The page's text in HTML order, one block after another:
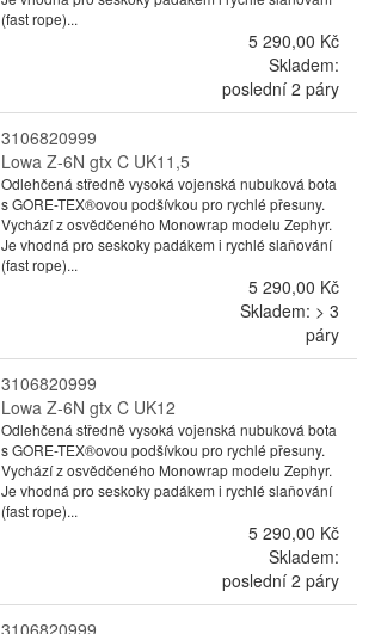
(fast rope)...
5 290,00 Kč
Skladem:
poslední 2 páry
3106820999
Lowa Z-6N gtx C UK11,5
Odlehčená středně vysoká vojenská nubuková bota
s GORE-TEX®ovou podšívkou pro rychlé přesuny.
Vychází z osvědčeného Monowrap modelu Zephyr.
Je vhodná pro seskoky padákem i rychlé slaňování
(fast rope)...
5 290,00 Kč
Skladem: > 3
páry
3106820999
Lowa Z-6N gtx C UK12
Odlehčená středně vysoká vojenská nubuková bota
s GORE-TEX®ovou podšívkou pro rychlé přesuny.
Vychází z osvědčeného Monowrap modelu Zephyr.
Je vhodná pro seskoky padákem i rychlé slaňování
(fast rope)...
5 290,00 Kč
Skladem:
poslední 2 páry
3106820999